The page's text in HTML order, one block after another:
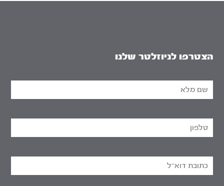
הצטרפו לניוזלטר שלנו